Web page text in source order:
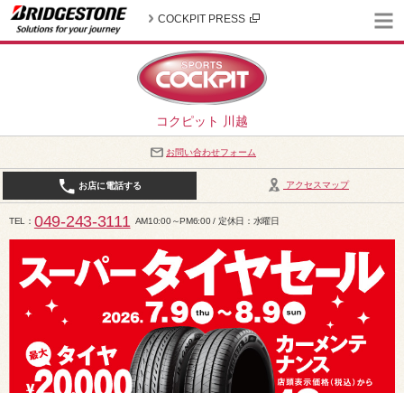
コクピット 川越
COCKPIT PRESS
お問い合わせフォーム
アクセスマップ
お店に電話する
TEL 049-243-3111 AM10:00～PM6:00 / 定休日：水曜日